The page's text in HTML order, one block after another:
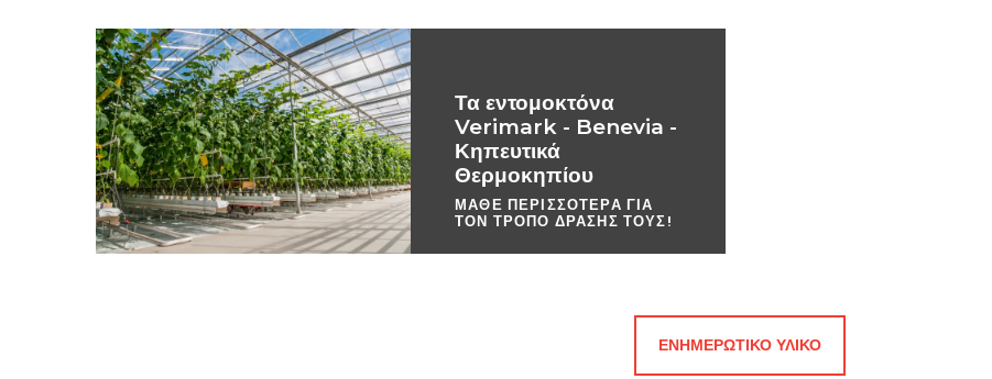
ΜΆΘΕ ΠΕΡΙΣΣΌΤΕΡΑ ΓΙΑ
ΤΟΝ ΤΡΌΠΟ ΔΡΆΣΗΣ ΤΟΥΣ!
Τα εντομοκτόνα
Verimark - Benevia -
Κηπευτικά
Θερμοκηπίου
ΕΝΗΜΕΡΩΤΙΚΟ ΥΛΙΚΟ​